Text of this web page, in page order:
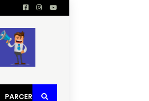
PARCERIAS